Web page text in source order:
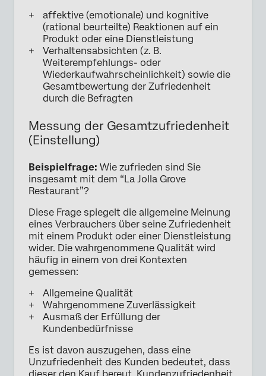
affektive (emotionale) und kognitive
(rational beurteilte) Reaktionen auf ein
Produkt oder eine Dienstleistung
Verhaltensabsichten (z. B.
Weiterempfehlungs- oder
Wiederkaufwahrscheinlichkeit) sowie die
Gesamtbewertung der Zufriedenheit
durch die Befragten
Messung der Gesamtzufriedenheit
(Einstellung)
Beispielfrage: Wie zufrieden sind Sie
insgesamt mit dem “La Jolla Grove
Restaurant”?
Diese Frage spiegelt die allgemeine Meinung
eines Verbrauchers über seine Zufriedenheit
mit einem Produkt oder einer Dienstleistung
wider. Die wahrgenommene Qualität wird
häufig in einem von drei Kontexten
gemessen:
Allgemeine Qualität
Wahrgenommene Zuverlässigkeit
Ausmaß der Erfüllung der
Kundenbedürfnisse
Es ist davon auszugehen, dass eine
Unzufriedenheit des Kunden bedeutet, dass
dieser den Kauf bereut. Kundenzufriedenheit